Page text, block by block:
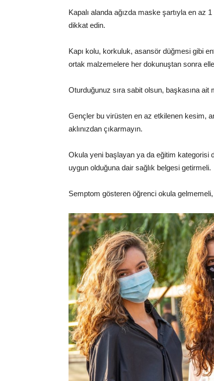
Kapalı alanda ağızda maske şartıyla en
dikkat edin.
Kapı kolu, korkuluk, asansör düğmesi gibi
ortak malzemelere her dokunuştan sonra
Oturduğunuz sıra sabit olsun, başkasına ait
Gençler bu virüsten en az etkilenen kesim,
aklınızdan çıkarmayın.
Okula yeni başlayan ya da eğitim kategorisi
uygun olduğuna dair sağlık belgesi getirmeli.
Semptom gösteren öğrenci okula